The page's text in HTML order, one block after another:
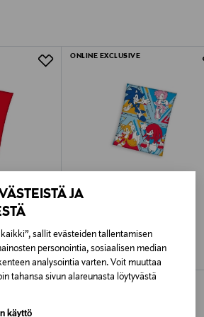
JA
sallit evästeiden tallentamisen
personointia, sosiaalisen median
analysointia varten. Voit muuttaa
tahansa sivun alareunasta löytyvästä
käyttö
elokuvateemainen huopa,
suicide squad peitto,
cm
ONLINE EXCLUSIVE
SONIC
SONIC Fleecehuopa 130 x 170 cm
Original Price
27,99 €